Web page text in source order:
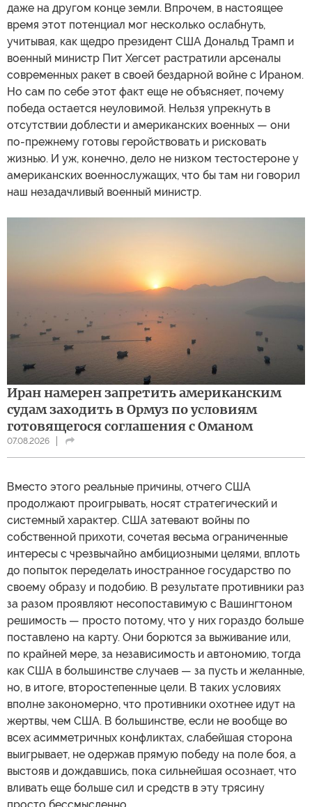
даже на другом конце земли. Впрочем, в настоящее
время этот потенциал мог несколько ослабнуть,
учитывая, как щедро президент США Дональд Трамп и
военный министр Пит Хегсет растратили арсеналы
современных ракет в своей бездарной войне с Ираном.
Но сам по себе этот факт еще не объясняет, почему
победа остается неуловимой. Нельзя упрекнуть в
отсутствии доблести и американских военных — они
по-прежнему готовы геройствовать и рисковать
жизнью. И уж, конечно, дело не низком тестостероне у
американских военнослужащих, что бы там ни говорил
наш незадачливый военный министр.
Иран намерен запретить американским
судам заходить в Ормуз по условиям
готовящегося соглашения с Оманом
07.08.2026
Вместо этого реальные причины, отчего США
продолжают проигрывать, носят стратегический и
системный характер. США затевают войны по
собственной прихоти, сочетая весьма ограниченные
интересы с чрезвычайно амбициозными целями, вплоть
до попыток переделать иностранное государство по
своему образу и подобию. В результате противники раз
за разом проявляют несопоставимую с Вашингтоном
решимость — просто потому, что у них гораздо больше
поставлено на карту. Они борются за выживание или,
по крайней мере, за независимость и автономию, тогда
как США в большинстве случаев — за пусть и желанные,
но, в итоге, второстепенные цели. В таких условиях
вполне закономерно, что противники охотнее идут на
жертвы, чем США. В большинстве, если не вообще во
всех асимметричных конфликтах, слабейшая сторона
выигрывает, не одержав прямую победу на поле боя, а
выстояв и дождавшись, пока сильнейшая осознает, что
вливать еще больше сил и средств в эту трясину